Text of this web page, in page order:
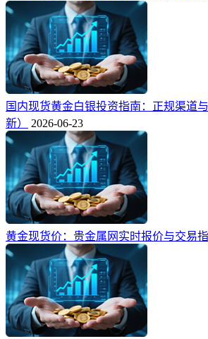
国内现货黄金白银投资指南：正规渠道
新）
2026-06-23
黄金现货价：贵金属网实时报价与交易